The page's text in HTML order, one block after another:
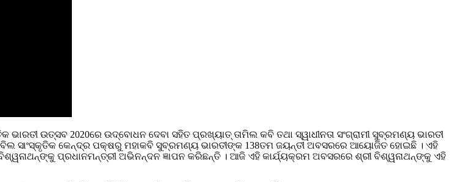
ଉତ୍ସବ 2020ରେ ଉଦ୍‌ବୋଧନ ଦେବା ସହିତ ପ୍ରଖ୍ୟାତ୍‌ ତାମିଲ କବି ତଥା ସ୍ୱାଧୀନତା ସଂଗ୍ରାମୀ ସୁବ୍ରମଣ୍ୟ ଭାରତୀ
ସାଂସ୍କୃତିକ କେନ୍ଦ୍ର ପକ୍ଷରୁ ମହାକବି ସୁବ୍ରମଣ୍ୟ ଭାରତୀଙ୍କ 138ତମ ଜୟନ୍ତୀ ଅବସରରେ ଆୟୋଜିତ ହୋଇଛି । ଏହି
ପ୍ରଧାନମନ୍ତ୍ରୀ ଅଭିନନ୍ଦନ ଜ୍ଞାପନ କରିଛନ୍ତି । ଆଜି ଏହି କାର୍ଯ୍ୟକ୍ରମ ଅବସରରେ ଶ୍ରୀ ବିଶ୍ୱନାଥନ୍‌ଙ୍କୁ ଏହି